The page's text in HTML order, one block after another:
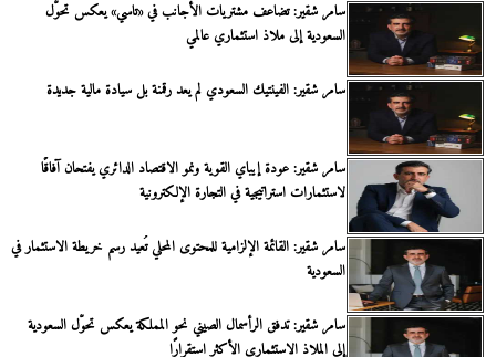
سامر شقير: تضاعف مشتريات الأجانب في «تاسي» يعكس تحوُّل
السعودية إلى ملاذ استثماري عالمي
سامر شقير: الفينتيك السعودي لم يعد رقمنة بل سيادة مالية جديدة
سامر شقير: عودة إيباي القوية ونمو الاقتصاد الدائري يفتحان آفاقًا
لاستثمارات استراتيجية في التجارة الإلكترونية
سامر شقير: القائمة الإلزامية للمحتوى المحلي تُعيد رسم خريطة الاستثمار في
السعودية
سامر شقير: تدفق الرأسمال الصيني نحو المملكة يعكس تحوُّل السعودية
إلى الملاذ الاستثماري الأكثر استقرارًا